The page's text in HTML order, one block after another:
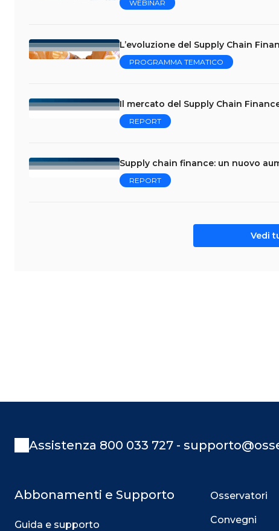
WEBINAR
L’evoluzione del Supply Chain
PROGRAMMA TEMATICO
Il mercato del Supply Chain
REPORT
Supply chain finance: un nuovo
REPORT
Vedi
Assistenza 800 033 727 -
Abbonamenti e Supporto
Guida e supporto
Osservatori
Convegni